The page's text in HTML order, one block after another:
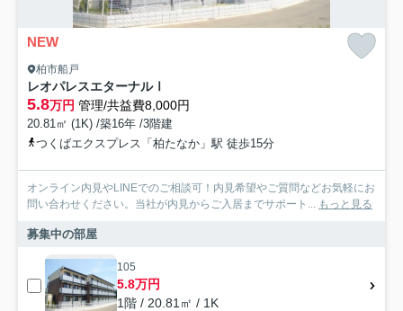
NEW
柏市船戸
レオパレスエターナルⅠ
5.8万円 管理/共益費8,000円
20.81㎡ (1K) /築16年 /3階建
つくばエクスプレス「柏たなか」駅 徒歩15分
オンライン内見やLINEでのご相談可！内見希望やご質問などお気軽にお
問い合わせください。当社が内見からご入居までサポート... もっと見る
募集中の部屋
105
5.8万円
1階 / 20.81㎡ / 1K